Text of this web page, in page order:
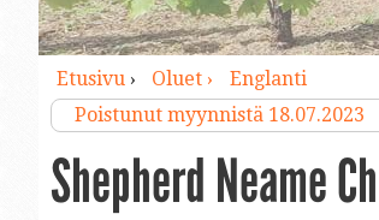
Etusivu› Oluet ›
Englanti
Poistunut myynnistä 18.07.2023
Shepherd Neame